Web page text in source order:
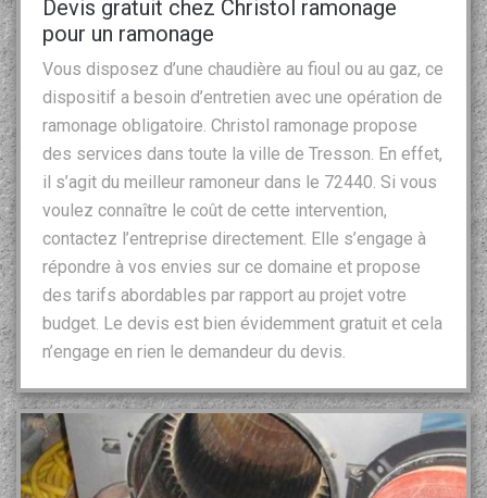
Devis gratuit chez Christol ramonage
pour un ramonage
Vous disposez d’une chaudière au fioul ou au gaz, ce
dispositif a besoin d’entretien avec une opération de
ramonage obligatoire. Christol ramonage propose
des services dans toute la ville de Tresson. En effet,
il s’agit du meilleur ramoneur dans le 72440. Si vous
voulez connaître le coût de cette intervention,
contactez l’entreprise directement. Elle s’engage à
répondre à vos envies sur ce domaine et propose
des tarifs abordables par rapport au projet votre
budget. Le devis est bien évidemment gratuit et cela
n’engage en rien le demandeur du devis.